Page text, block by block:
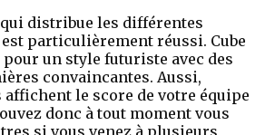
qui distribue les différentes
particulièrement réussi. Cube
pour un style futuriste avec des
convaincantes. Aussi,
le score de votre équipe
donc à tout moment vous
si vous venez à plusieurs